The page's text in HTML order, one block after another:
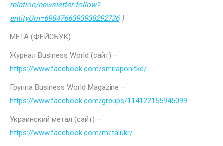
relation/newsletter-follow?
entityUrn=6984766393938292736)
МЕТА (ФЕЙСБУК)
Журнал Business World (сайт) –
https://www.facebook.com/smiraponitke/
Группа Business World Magazine –
https://www.facebook.com/groups/114122155945099
Украинский метал (сайт) –
https://www.facebook.com/metalukr/